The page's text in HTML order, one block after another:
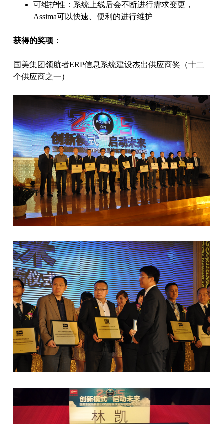
可维护性：系统上线后会不断进行需求变更，
Assima可以快速、便利的进行维护
获得的奖项：
国美集团领航者ERP信息系统建设杰出供应商奖（十二
个供应商之一）